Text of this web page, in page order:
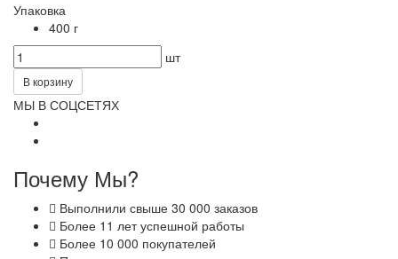
Упаковка
400 г
шт
В корзину
МЫ В СОЦСЕТЯХ
Почему Мы?
Выполнили свыше 30 000 заказов
Более 11 лет успешной работы
Более 10 000 покупателей